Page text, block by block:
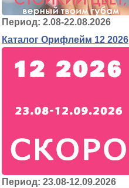
Период: 2.08-22.08.2026
Каталог Орифлейм 12 2026
Период: 23.08-12.09.2026